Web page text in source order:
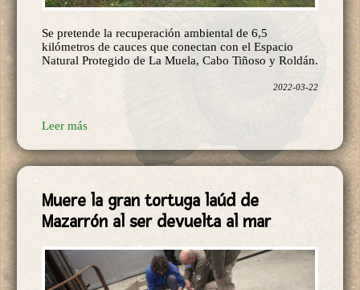
Se pretende la recuperación ambiental de 6,5
kilómetros de cauces que conectan con el Espacio
Natural Protegido de La Muela, Cabo Tiñoso y Roldán.
Leer más
Muere la gran tortuga laúd de
Mazarrón al ser devuelta al mar